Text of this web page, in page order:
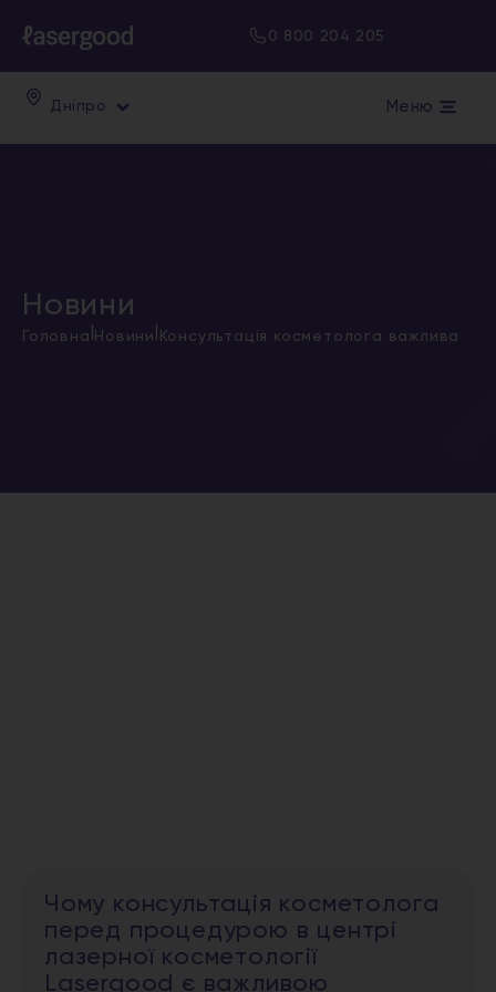
0 800 204 205
Дніпро Меню
Новини
Головна Новини Консультація косметолога важлива
Чому консультація косметолога
перед процедурою в центрі
лазерної косметології
Lasergood є важливою